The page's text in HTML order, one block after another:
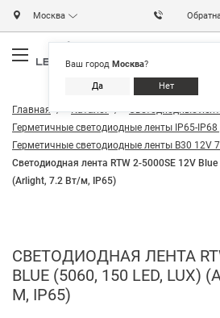
Москва
Ваш город Москва?
Да Нет
Главная Каталог
Светодиодные
Герметичные светодиодные ленты IP65-
Герметичные светодиодные ленты B30 12V
Светодиодная лента RTW 2-5000SE 12V
(Arlight, 7.2 Вт/м, IP65)
СВЕТОДИОДНАЯ ЛЕНТА
BLUE (5060, 150 LED, LUX)
М, IP65)